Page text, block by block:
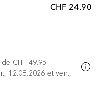
CHF 24.90
CHF 49.95
12.08.2026 et ven.,